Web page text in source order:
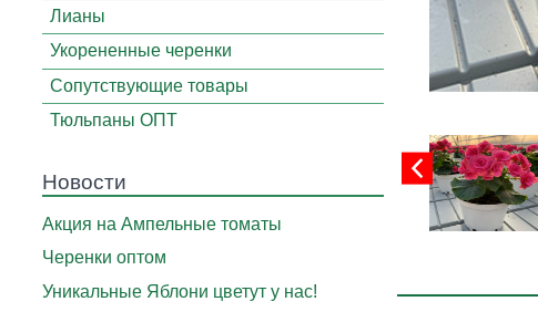
Лианы
Укорененные черенки
Сопутствующие товары
Тюльпаны ОПТ
Новости
Акция на Ампельные томаты
Черенки оптом
Уникальные Яблони цветут у нас!